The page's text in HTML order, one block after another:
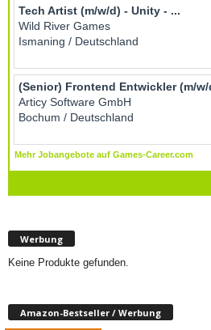
Werbung
Keine Produkte gefunden.
Amazon-Bestseller / Werbung